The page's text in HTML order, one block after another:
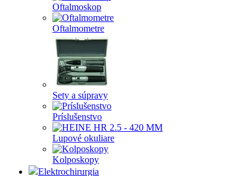
Oftalmoskop
Oftalmometre
Sety a súpravy
Príslušenstvo
Lupové okuliare
Kolposkopy
Elektrochirurgia